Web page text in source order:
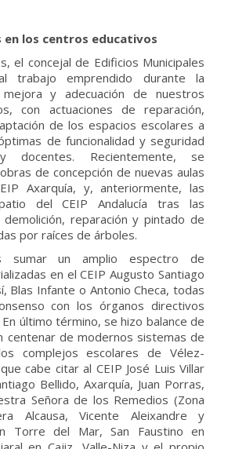
en los centros educativos
el concejal de Edificios Municipales
trabajo emprendido durante la
y adecuación de nuestros
con actuaciones de reparación,
de los espacios escolares a
de funcionalidad y seguridad
docentes. Recientemente, se
de concepción de nuevas aulas
Axarquía, y, anteriormente, las
del CEIP Andalucía tras las
reparación y pintado de
por raíces de árboles.
sumar un amplio espectro de
en el CEIP Augusto Santiago
Blas Infante o Antonio Checa, todas
con los órganos directivos
último término, se hizo balance de
centenar de modernos sistemas de
complejos escolares de Vélez-
cabe citar al CEIP José Luis Villar
Bellido, Axarquía, Juan Porras,
Señora de los Remedios (Zona
Alcausa, Vicente Aleixandre y
Torre del Mar, San Faustino en